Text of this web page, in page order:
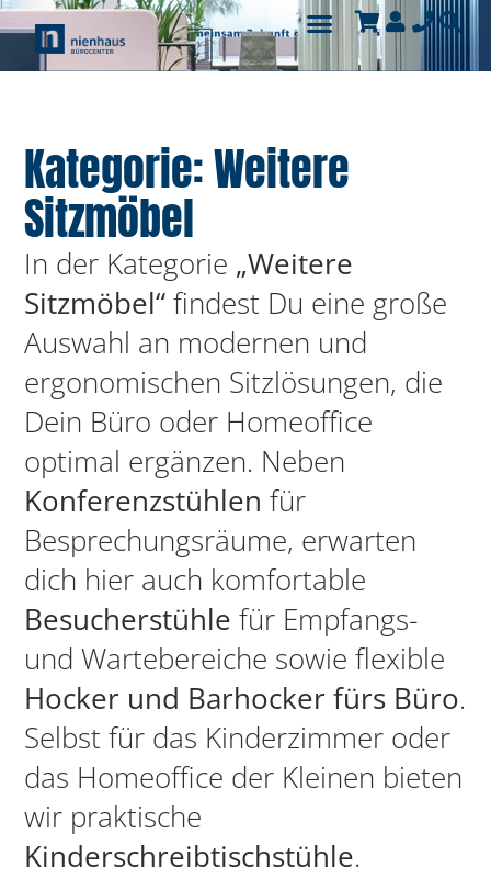
Kategorie: Weitere
Sitzmöbel
In der Kategorie „Weitere
Sitzmöbel“findest Du eine große
Auswahl an modernen und
ergonomischen Sitzlösungen, die
Dein Büro oder Homeoffice
optimal ergänzen. Neben
Konferenzstühlen für
Besprechungsräume, erwarten
dich hier auch komfortable
Besucherstühle für Empfangs-
und Wartebereiche sowie flexible
Hocker und Barhocker fürs Büro.
Selbst für das Kinderzimmer oder
das Homeoffice der Kleinen bieten
wir praktische
Kinderschreibtischstühle.